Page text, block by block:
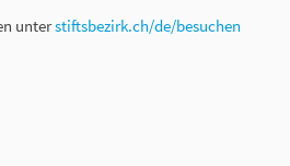
unterstiftsbezirk.ch/de/besuchen